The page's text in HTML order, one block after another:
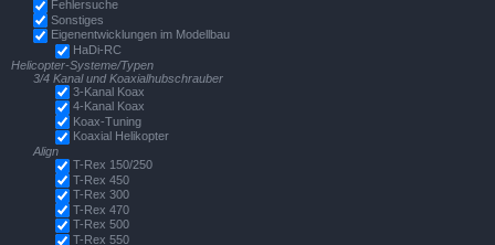
Fehlersuche
Sonstiges
Eigenentwicklungen im Modellbau
HaDi-RC
Helicopter-Systeme/Typen
3/4 Kanal und Koaxialhubschrauber
3-Kanal Koax
4-Kanal Koax
Koax-Tuning
Koaxial Helikopter
Align
T-Rex 150/250
T-Rex 450
T-Rex 300
T-Rex 470
T-Rex 500
T-Rex 550